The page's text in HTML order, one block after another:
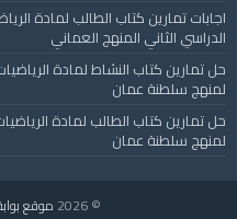
اجابات تمارين كتاب الطالب لمادة
الدراسي الثاني المنهج العماني
حل تمارين كتاب النشاط لمادة
لمنهج سلطنة عمان
حل تمارين كتاب الطالب لمادة
لمنهج سلطنة عمان
© 2026 موقع